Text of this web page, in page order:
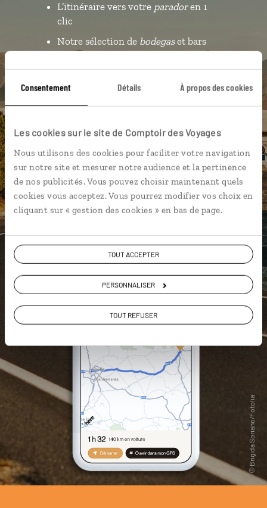
Consentement Détails À propos des cookies
Les cookies sur le site de Comptoir des Voyages
Nous utilisons des cookies pour faciliter votre navigation
sur notre site et mesurer notre audience et la pertinence
de nos publicités. Vous pouvez choisir maintenant quels
cookies vous acceptez. Vous pourrez modifier vos choix en
cliquant sur « gestion des cookies » en bas de page.
TOUT ACCEPTER
PERSONNALISER
TOUT REFUSER
L’itinéraire vers votre paradoren 1
clic
Notre sélection de bodegaset bars
àtapas
géolocalisés
L'album souvenirs à composer
DÉCOUVRIR LUCIOLE